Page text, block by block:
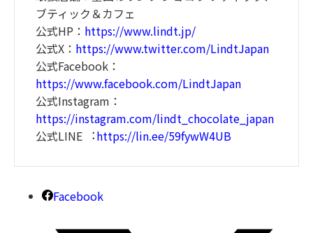
ブティック＆カフェ
公式HP： https://www.lindt.jp/
公式X： https://www.twitter.com/LindtJapan
公式Facebook：
https://www.facebook.com/LindtJapan
公式Instagram：
https://instagram.com/lindt_chocolate_japan
公式LINE ︓https://lin.ee/59fywW4UB
Facebook